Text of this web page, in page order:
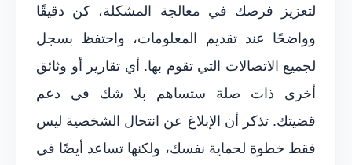
لتعزيز فرصك في معالجة المشكلة، كن دقيقًا
وواضحًا عند تقديم المعلومات، واحتفظ بسجل
لجميع الاتصالات التي تقوم بها. أي تقارير أو وثائق
أخرى ذات صلة ستساهم بلا شك في دعم
قضيتك. تذكر أن الإبلاغ عن انتحال الشخصية ليس
فقط خطوة لحماية نفسك، ولكنها تساعد أيضًا في